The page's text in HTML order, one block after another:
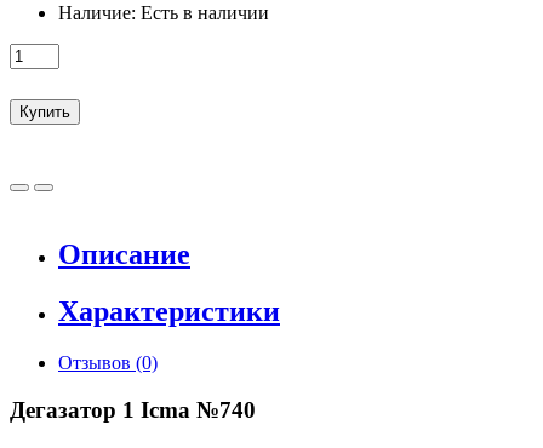
Наличие: Есть в наличии
Купить
Описание
Характеристики
Отзывов (0)
Дегазатор 1 Icma №740